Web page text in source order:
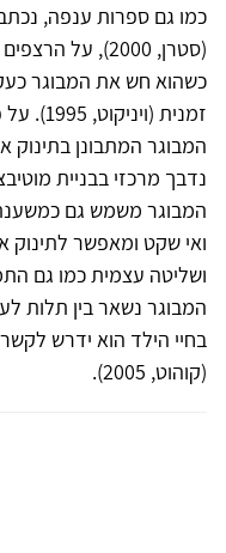
כמו גם ספרות ענפה,
(סטרן, 2000),
כשהוא חש את המבוגר
זמנית
המבוגר המתבונן בתינוק
נדבך מרכזי בבניית
המבוגר משמש גם
ואי שקט ומאפשר לתינוק
ושליטה עצמית כמו גם
המבוגר נשאר בין תלות
בחיי הילד הוא ידרש
(קוהוט, 2005).